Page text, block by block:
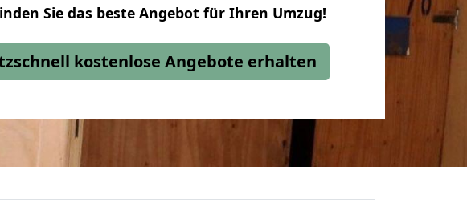
Sie das beste Angebot für Ihren Umzug!
kostenlose Angebote erhalten